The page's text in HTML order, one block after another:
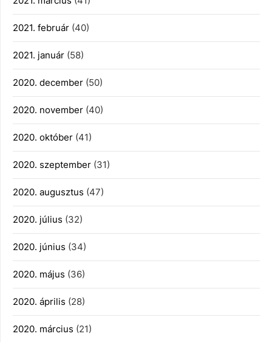
2021. február (40)
2021. január (58)
2020. december (50)
2020. november (40)
2020. október (41)
2020. szeptember (31)
2020. augusztus (47)
2020. július (32)
2020. június (34)
2020. május (36)
2020. április (28)
2020. március (21)